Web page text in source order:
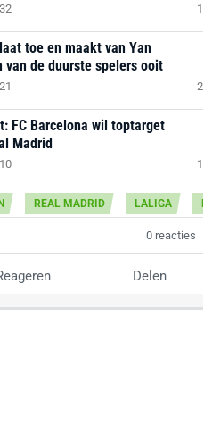
1
toe en maakt van Yan
van de duurste spelers ooit
2
FC Barcelona wil toptarget
Madrid
1
REAL MADRID LALIGA
0 reacties
Delen